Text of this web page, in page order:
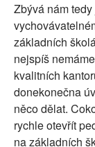
Zbývá nám
základních
nejspíš
kvalitních
donekonečna
něco dělat.
rychle otevřít
na základních